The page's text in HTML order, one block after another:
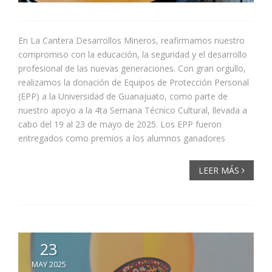
En La Cantera Desarrollos Mineros, reafirmamos nuestro
compromiso con la educación, la seguridad y el desarrollo
profesional de las nuevas generaciones. Con gran orgullo,
realizamos la donación de Equipos de Protección Personal
(EPP) a la Universidad de Guanajuato, como parte de
nuestro apoyo a la 4ta Semana Técnico Cultural, llevada a
cabo del 19 al 23 de mayo de 2025. Los EPP fueron
entregados como premios a los alumnos ganadores
LEER MÁS
23
MAY 2025